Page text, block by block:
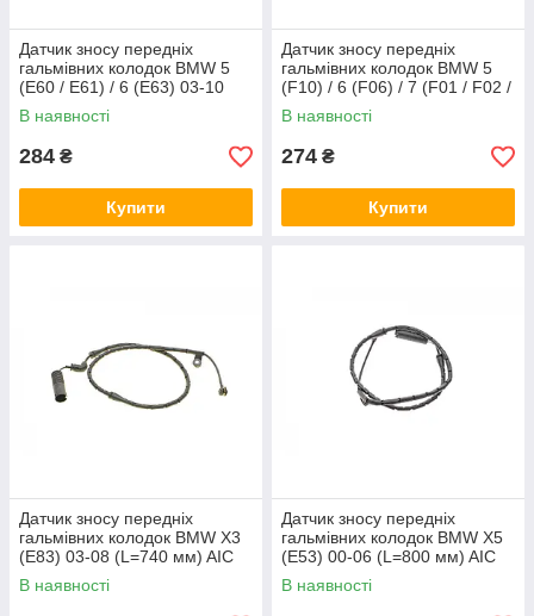
Датчик зносу передніх
гальмівних колодок BMW 5
(E60 / E61) / 6 (E63) 03-10
AIC 53940
В наявності
284 ₴
Купити
Датчик зносу передніх
гальмівних колодок BMW 5
(F10) / 6 (F06) / 7 (F01 / F02 /
F03 / F04) 09- AIC 57355
В наявності
274 ₴
Купити
Датчик зносу передніх
гальмівних колодок BMW X3
(E83) 03-08 (L=740 мм) AIC
55242
В наявності
Датчик зносу передніх
гальмівних колодок BMW X5
(E53) 00-06 (L=800 мм) AIC
55240
В наявності